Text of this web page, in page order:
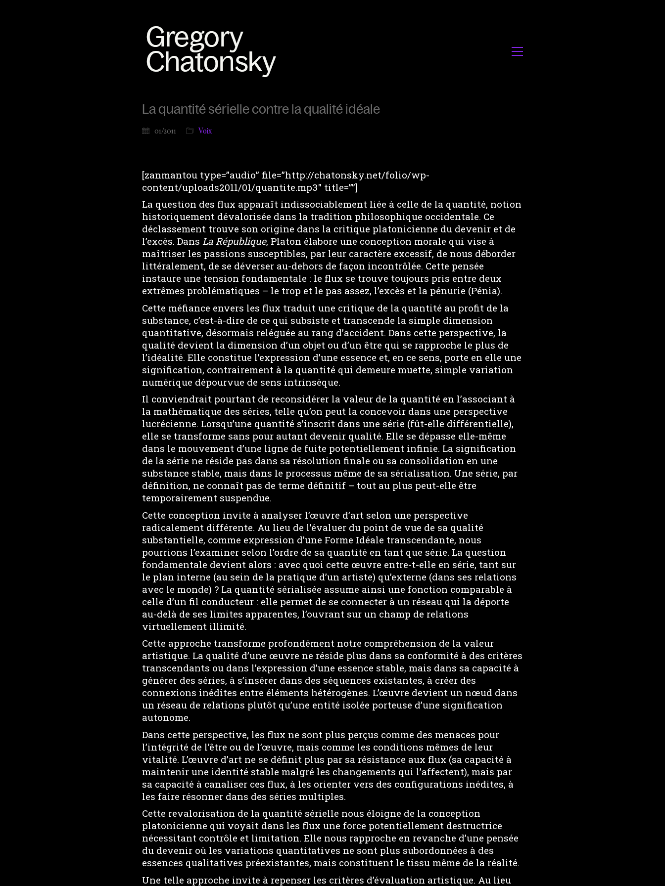
La quantité sérielle contre la qualité idéale
01/2011 Voix
[zanmantou type=”audio” file=”http://chatonsky.net/folio/wp-
content/uploads2011/01/quantite.mp3″ title=””]
La question des flux apparaît indissociablement liée à celle de la quantité, notion
historiquement dévalorisée dans la tradition philosophique occidentale. Ce
déclassement trouve son origine dans la critique platonicienne du devenir et de
l’excès. Dans La République, Platon élabore une conception morale qui vise à
maîtriser les passions susceptibles, par leur caractère excessif, de nous déborder
littéralement, de se déverser au-dehors de façon incontrôlée. Cette pensée
instaure une tension fondamentale : le flux se trouve toujours pris entre deux
extrêmes problématiques – le trop et le pas assez, l’excès et la pénurie (Pénia).
Cette méfiance envers les flux traduit une critique de la quantité au profit de la
substance, c’est-à-dire de ce qui subsiste et transcende la simple dimension
quantitative, désormais reléguée au rang d’accident. Dans cette perspective, la
qualité devient la dimension d’un objet ou d’un être qui se rapproche le plus de
l’idéalité. Elle constitue l’expression d’une essence et, en ce sens, porte en elle une
signification, contrairement à la quantité qui demeure muette, simple variation
numérique dépourvue de sens intrinsèque.
Il conviendrait pourtant de reconsidérer la valeur de la quantité en l’associant à
la mathématique des séries, telle qu’on peut la concevoir dans une perspective
lucrécienne. Lorsqu’une quantité s’inscrit dans une série (fût-elle différentielle),
elle se transforme sans pour autant devenir qualité. Elle se dépasse elle-même
dans le mouvement d’une ligne de fuite potentiellement infinie. La signification
de la série ne réside pas dans sa résolution finale ou sa consolidation en une
substance stable, mais dans le processus même de sa sérialisation. Une série, par
définition, ne connaît pas de terme définitif – tout au plus peut-elle être
temporairement suspendue.
Cette conception invite à analyser l’œuvre d’art selon une perspective
radicalement différente. Au lieu de l’évaluer du point de vue de sa qualité
substantielle, comme expression d’une Forme Idéale transcendante, nous
pourrions l’examiner selon l’ordre de sa quantité en tant que série. La question
fondamentale devient alors : avec quoi cette œuvre entre-t-elle en série, tant sur
le plan interne (au sein de la pratique d’un artiste) qu’externe (dans ses relations
avec le monde) ? La quantité sérialisée assume ainsi une fonction comparable à
celle d’un fil conducteur : elle permet de se connecter à un réseau qui la déporte
au-delà de ses limites apparentes, l’ouvrant sur un champ de relations
virtuellement illimité.
Cette approche transforme profondément notre compréhension de la valeur
artistique. La qualité d’une œuvre ne réside plus dans sa conformité à des critères
transcendants ou dans l’expression d’une essence stable, mais dans sa capacité à
générer des séries, à s’insérer dans des séquences existantes, à créer des
connexions inédites entre éléments hétérogènes. L’œuvre devient un nœud dans
un réseau de relations plutôt qu’une entité isolée porteuse d’une signification
autonome.
Dans cette perspective, les flux ne sont plus perçus comme des menaces pour
l’intégrité de l’être ou de l’œuvre, mais comme les conditions mêmes de leur
vitalité. L’œuvre d’art ne se définit plus par sa résistance aux flux (sa capacité à
maintenir une identité stable malgré les changements qui l’affectent), mais par
sa capacité à canaliser ces flux, à les orienter vers des configurations inédites, à
les faire résonner dans des séries multiples.
Cette revalorisation de la quantité sérielle nous éloigne de la conception
platonicienne qui voyait dans les flux une force potentiellement destructrice
nécessitant contrôle et limitation. Elle nous rapproche en revanche d’une pensée
du devenir où les variations quantitatives ne sont plus subordonnées à des
essences qualitatives préexistantes, mais constituent le tissu même de la réalité.
Une telle approche invite à repenser les critères d’évaluation artistique. Au lieu